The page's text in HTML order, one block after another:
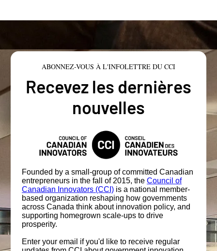
ABONNEZ-VOUS À L'INFOLETTRE DU CCI
Recevez les dernières
nouvelles